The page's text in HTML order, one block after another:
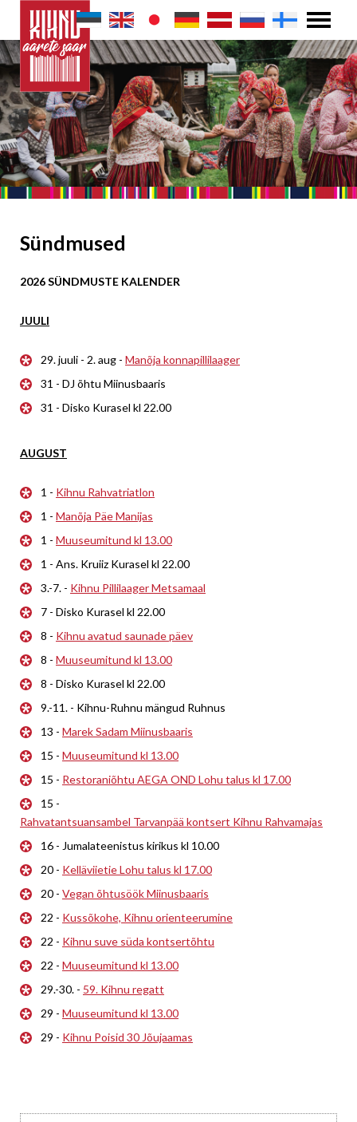
Sündmused
2026 SÜNDMUSTE KALENDER
JUULI
29. juuli - 2. aug - Manõja konnapillilaager
31 - DJ õhtu Miinusbaaris
31 - Disko Kurasel kl 22.00
AUGUST
1 - Kihnu Rahvatriatlon
1 - Manõja Päe Manijas
1 - Muuseumitund kl 13.00
1 - Ans. Kruiiz Kurasel kl 22.00
3.-7. - Kihnu Pillilaager Metsamaal
7 - Disko Kurasel kl 22.00
8 - Kihnu avatud saunade päev
8 - Muuseumitund kl 13.00
8 - Disko Kurasel kl 22.00
9.-11. - Kihnu-Ruhnu mängud Ruhnus
13 - Marek Sadam Miinusbaaris
15 - Muuseumitund kl 13.00
15 - Restoraniõhtu AEGA OND Lohu talus kl 17.00
15 -
Rahvatantsuansambel Tarvanpää kontsert Kihnu Rahvamajas
16 - Jumalateenistus kirikus kl 10.00
20 - Kelläviietie Lohu talus kl 17.00
20 - Vegan õhtusöök Miinusbaaris
22 - Kussõkohe, Kihnu orienteerumine
22 - Kihnu suve süda kontsertõhtu
22 - Muuseumitund kl 13.00
29.-30. - 59. Kihnu regatt
29 - Muuseumitund kl 13.00
29 - Kihnu Poisid 30 Jõujaamas